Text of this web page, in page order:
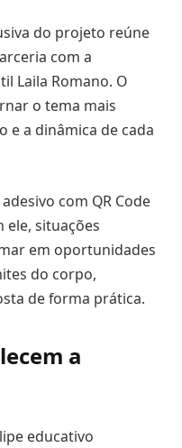
do projeto reúne
com a
Laila Romano. O
o tema mais
e a dinâmica de cada
com QR Code
ele, situações
em oportunidades
do corpo,
de forma prática.
a
educativo